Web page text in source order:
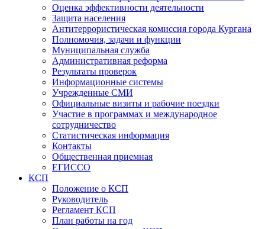
Оценка эффективности деятельности
Защита населения
Антитеррористическая комиссия города Кургана
Полномочия, задачи и функции
Муниципальная служба
Административная реформа
Результаты проверок
Информационные системы
Учрежденные СМИ
Официальные визиты и рабочие поездки
Участие в программах и международное
сотрудничество
Статистическая информация
Контакты
Общественная приемная
ЕГИССО
КСП
Положение о КСП
Руководитель
Регламент КСП
План работы на год